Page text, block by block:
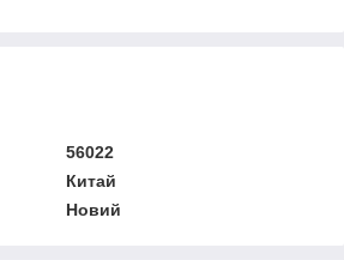
56022
Китай
Новий